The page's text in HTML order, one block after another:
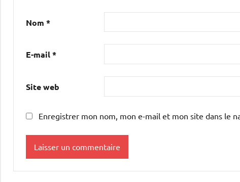
Nom *
E-mail*
Site web
Enregistrer mon nom, mon e-mail et mon site dans le